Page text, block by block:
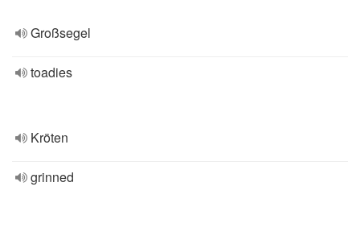
Großsegel
toadies
Kröten
grinned